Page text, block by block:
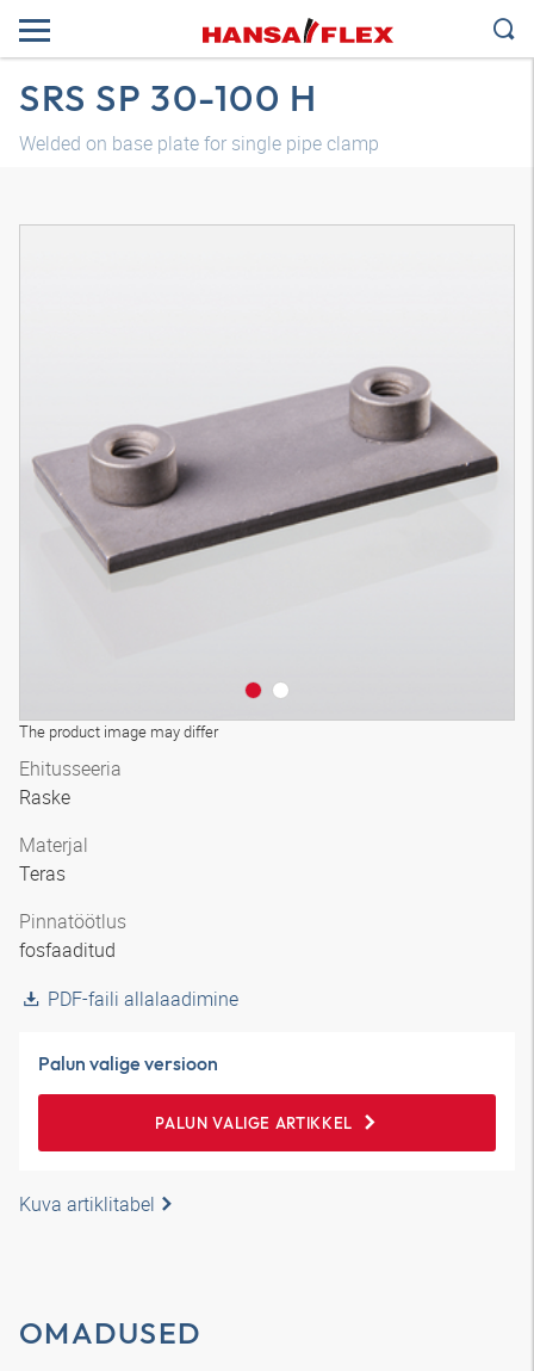
SRS SP 30-100 H
Welded on base plate for single pipe clamp
The product image may differ
Ehitusseeria
Raske
Materjal
Teras
Pinnatöötlus
fosfaaditud
PDF-faili allalaadimine
Palun valige versioon
PALUN VALIGE ARTIKKEL
Kuva artiklitabel
OMADUSED